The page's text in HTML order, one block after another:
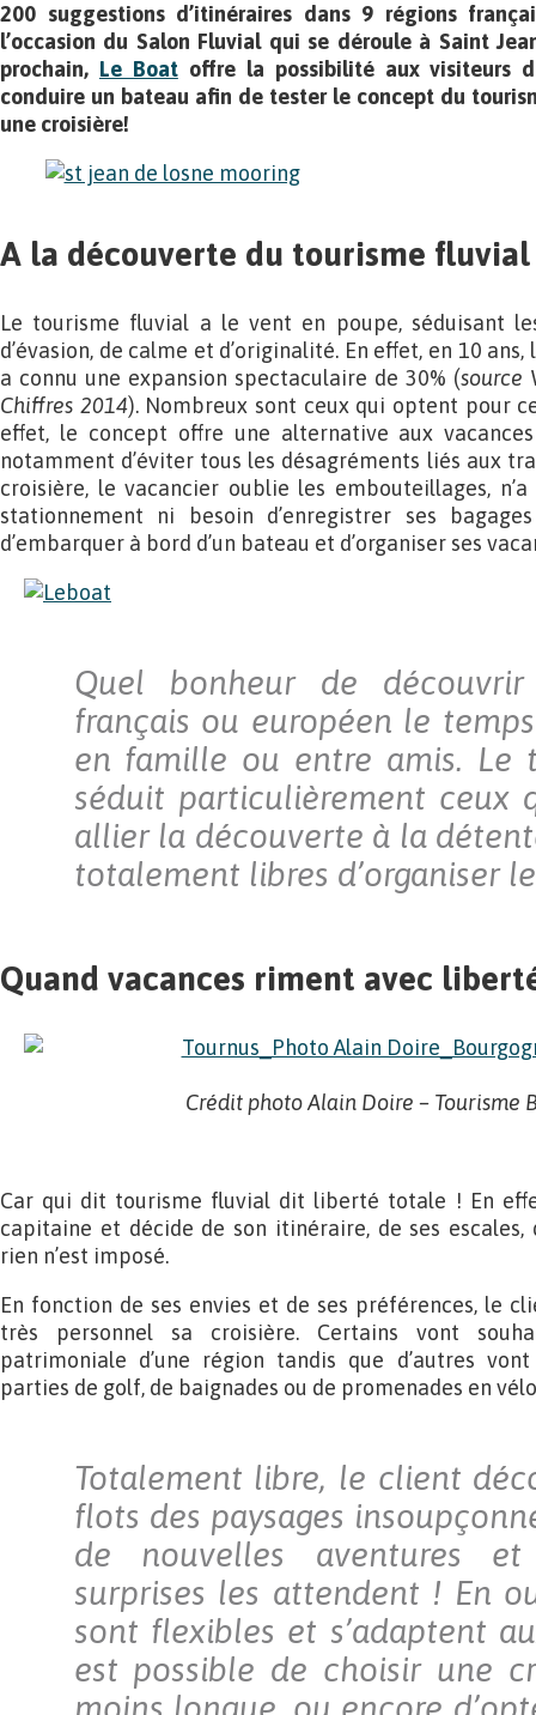
200 suggestions d’itinéraires dans 9 régions
l’occasion du Salon Fluvial qui se déroule à Saint
prochain, Le Boatoffre la possibilité aux visiteurs
conduire un bateau afin de tester le concept du
une croisière!
A la découverte du tourisme fluvial
Le tourisme fluvial a le vent en poupe, séduisant
d’évasion, de calme et d’originalité. En effet, en 10
a connu une expansion spectaculaire de 30% (source
Chiffres 2014). Nombreux sont ceux qui optent pour
effet, le concept offre une alternative aux
notamment d’éviter tous les désagréments liés aux
croisière, le vacancier oublie les embouteillages,
stationnement ni besoin d’enregistrer ses
d’embarquer à bord d’un bateau et d’organiser ses
Quel bonheur de
français ou européen le
en famille ou entre amis. Le
séduit particulièrement ceux
allier la découverte à la
totalement libres d’organiser
Quand vacances riment avec
Crédit photo Alain Doire – Tourisme
Car qui dit tourisme fluvial dit liberté totale ! En
capitaine et décide de son itinéraire, de ses
rien n’est imposé.
En fonction de ses envies et de ses préférences, le
très personnel sa croisière. Certains vont
patrimoniale d’une région tandis que d’autres
parties de golf, de baignades ou de promenades en
Totalement libre, le client
flots des paysages
de nouvelles aventures
surprises les attendent ! En
sont flexibles et s’adaptent
est possible de choisir une